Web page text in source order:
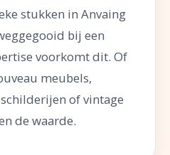
stukken in Anvaing
bij een
voorkomt dit. Of
meubels,
of vintage
de waarde.